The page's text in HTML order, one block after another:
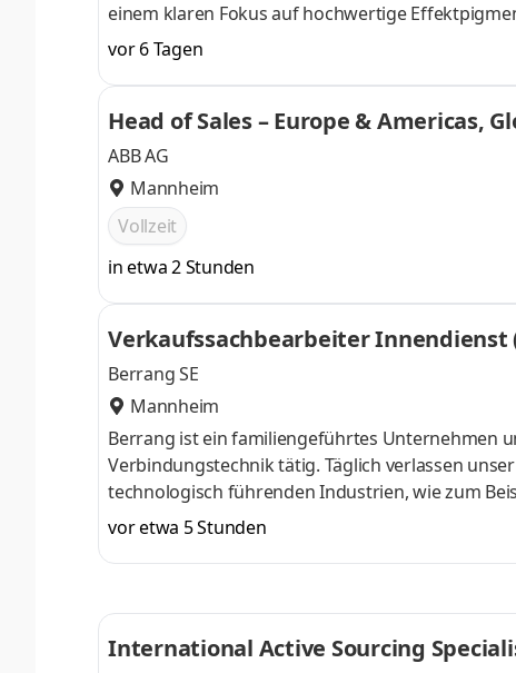
einem klaren Fokus auf hochwertige
die Möglichkeit, Ihre Fähigkeiten in einem
renommierte Marken wie Iriodin®,
mit einer fairen Vergütung, umfassenden
und gestalten Sie die brilliante
vor 6 Tagen
Head of Sales – Europe & Americas,
ABB AG
Mannheim
Vollzeit
in etwa 2 Stunden
Verkaufssachbearbeiter
Berrang SE
Mannheim
Berrang ist ein familiengeführtes Unternehmen
Verbindungstechnik tätig. Täglich verlassen
technologisch führenden Industrien, wie zum
Landmaschinenindustrie. Als international
Mitarbeiter täglich Maßstäbe. Aufgaben
vor etwa 5 Stunden
International Active Sourcing